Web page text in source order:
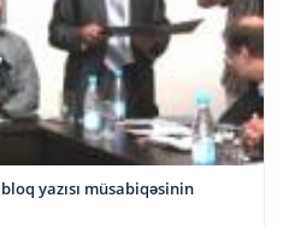
yazısı müsabiqəsinin